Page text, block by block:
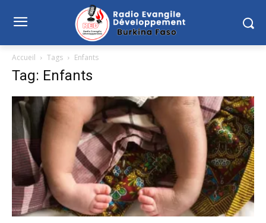
Accueil Tags Enfants
Tag: Enfants